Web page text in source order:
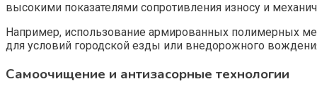
высокими показателями сопротивления износу и
Например, использование армированных полимерных
для условий городской езды или внедорожного
Самоочищение и антизасорные технологии